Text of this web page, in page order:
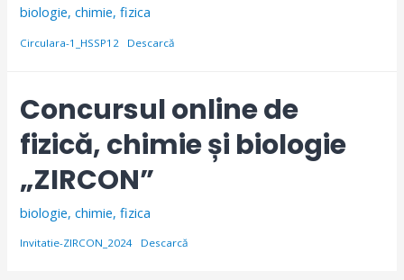
biologie,chimie,fizica
Circulara-1_HSSP12 Descarcă
Concursul online de
fizică, chimie și biologie
„ZIRCON”
biologie,chimie,fizica
Invitatie-ZIRCON_2024 Descarcă